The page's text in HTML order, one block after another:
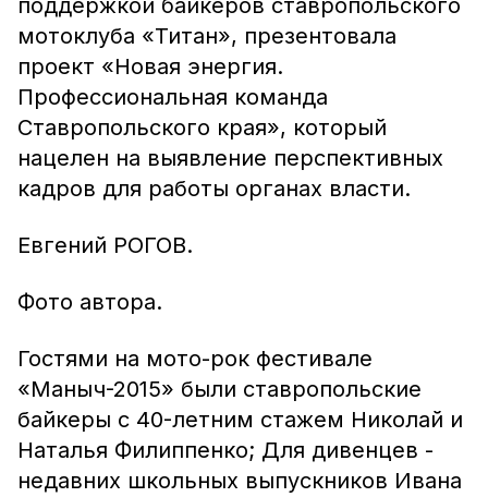
поддержкой байкеров ставропольского
мотоклуба «Титан», презентовала
проект «Новая энергия.
Профессиональная команда
Ставропольского края», который
нацелен на выявление перспективных
кадров для работы органах власти.
Евгений РОГОВ.
Фото автора.
Гостями на мото-рок фестивале
«Маныч-2015» были ставропольские
байкеры с 40-летним стажем Николай и
Наталья Филиппенко; Для дивенцев -
недавних школьных выпускников Ивана